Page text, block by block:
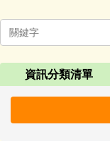
資訊分類清單